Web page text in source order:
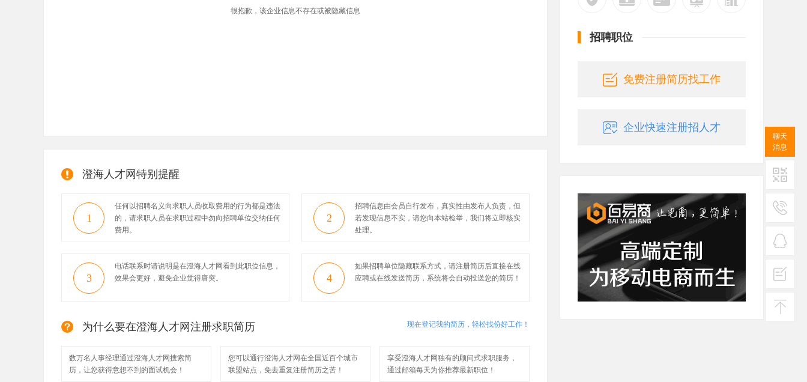
很抱歉，该企业信息不存在或被隐藏信息
澄海人才网特别提醒
1
任何以招聘名义向求职人员收取费用的行为都是违法
的，请求职人员在求职过程中勿向招聘单位交纳任何
费用。
2
招聘信息由会员自行发布，真实性由发布人负责，但
若发现信息不实，请您向本站检举，我们将立即核实
处理。
3
电话联系时请说明是在澄海人才网看到此职位信息，
效果会更好，避免企业觉得唐突。
4
如果招聘单位隐藏联系方式，请注册简历后直接在线
应聘或在线发送简历，系统将会自动投送您的简历！
为什么要在澄海人才网注册求职简历 现在登记我的简历，轻松找份好工作！
数万名人事经理通过澄海人才网搜索简
历，让您获得意想不到的面试机会！
您可以通行澄海人才网在全国近百个城市
联盟站点，免去重复注册简历之苦！
享受澄海人才网独有的顾问式求职服务，
通过邮箱每天为你推荐最新职位！
招聘职位
免费注册简历找工作
企业快速注册招人才
聊天
消息
二维码
热线
客服
建议